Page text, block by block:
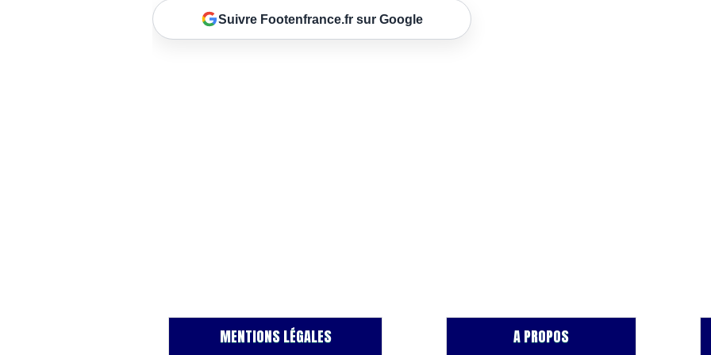
Suivre Footenfrance.fr sur Google
MENTIONS LÉGALES A PROPOS